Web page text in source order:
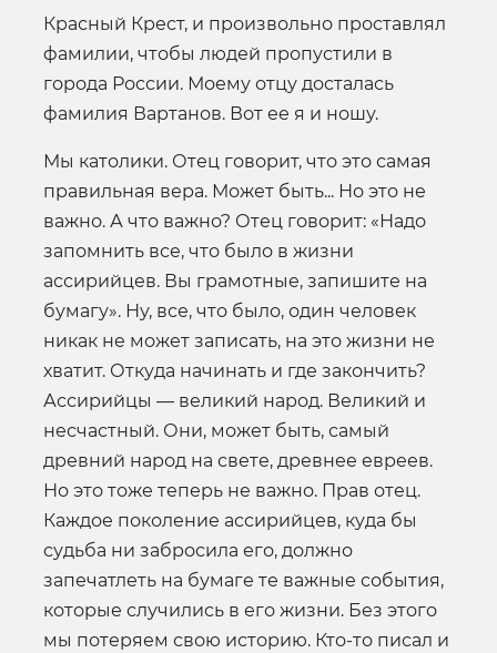
Красный Крест, и произвольно проставлял
фамилии, чтобы людей пропустили в
города России. Моему отцу досталась
фамилия Вартанов. Вот ее я и ношу.
Мы католики. Отец говорит, что это самая
правильная вера. Может быть... Но это не
важно. А что важно? Отец говорит: «Надо
запомнить все, что было в жизни
ассирийцев. Вы грамотные, запишите на
бумагу». Ну, все, что было, один человек
никак не может записать, на это жизни не
хватит. Откуда начинать и где закончить?
Ассирийцы — великий народ. Великий и
несчастный. Они, может быть, самый
древний народ на свете, древнее евреев.
Но это тоже теперь не важно. Прав отец.
Каждое поколение ассирийцев, куда бы
судьба ни забросила его, должно
запечатлеть на бумаге те важные события,
которые случились в его жизни. Без этого
мы потеряем свою историю. Кто-то писал и